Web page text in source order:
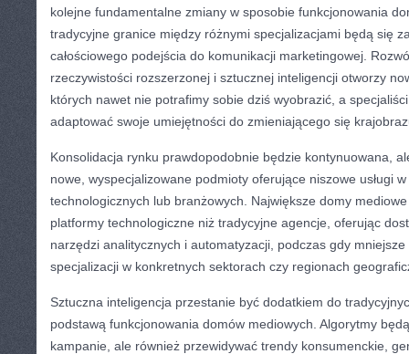
kolejne fundamentalne zmiany w sposobie funkcjonowania
tradycyjne granice między różnymi specjalizacjami będą się
całościowego podejścia do komunikacji marketingowej.
rzeczywistości rozszerzonej i sztucznej inteligencji otworzy
których nawet nie potrafimy sobie dziś wyobrazić, a
adaptować swoje umiejętności do zmieniającego się
Konsolidacja rynku prawdopodobnie będzie kontynuowana,
nowe, wyspecjalizowane podmioty oferujące niszowe usługi
technologicznych lub branżowych. Największe domy
platformy technologiczne niż tradycyjne agencje, oferując
narzędzi analitycznych i automatyzacji, podczas gdy
specjalizacji w konkretnych sektorach czy regionach
Sztuczna inteligencja przestanie być dodatkiem do
podstawą funkcjonowania domów mediowych. Algorytmy
kampanie, ale również przewidywać trendy konsumenckie,